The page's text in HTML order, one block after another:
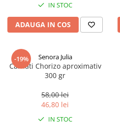
IN STOC
ADAUGA IN COS
-19% Senora Julia
Carnati Chorizo aproximativ
300 gr
58,00 lei
46,80 lei
IN STOC